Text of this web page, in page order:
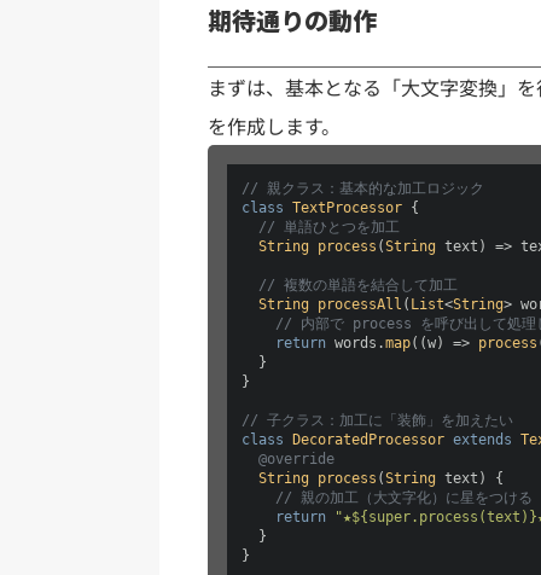
期待通りの動作
まずは、基本となる「大文字変換」
を作成します。
// 親クラス：基本的な加工ロジック
class TextProcessor {
// 単語ひとつを加工
String
process (String text) =>
// 複数の単語を結合して加工
String
processAll ( List<String>
// 内部で process を呼び出して処理
return words.map( (w) => process
  }
}
// 子クラス：加工に「装飾」を加えたい
class DecoratedProcessor extends
@override
String
process (String text ) {
// 親の加工（大文字化）に星をつける
return
  }
}